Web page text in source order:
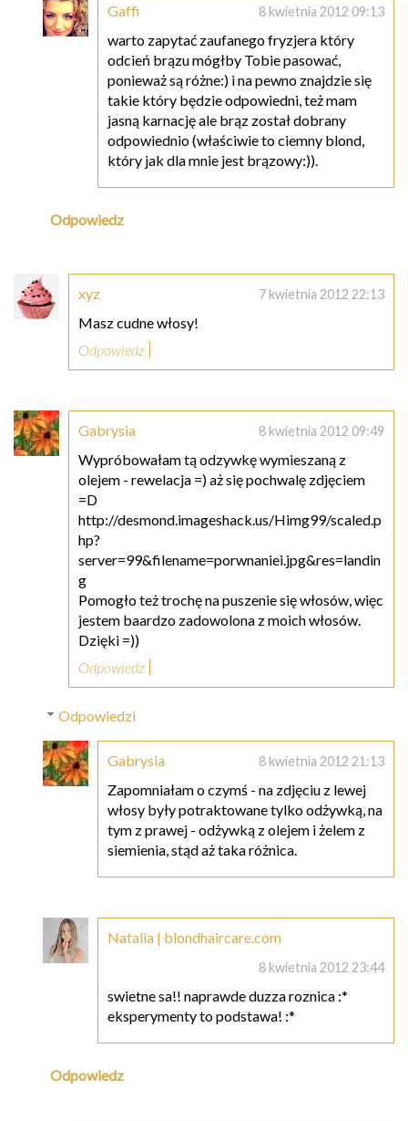
Gaffi 8 kwietnia 2012 09:13
warto zapytać zaufanego fryzjera który
odcień brązu mógłby Tobie pasować,
ponieważ są różne:) i na pewno znajdzie się
takie który będzie odpowiedni, też mam
jasną karnację ale brąz został dobrany
odpowiednio (właściwie to ciemny blond,
który jak dla mnie jest brązowy:)).
Odpowiedz
xyz 7 kwietnia 2012 22:13
Masz cudne włosy!
Odpowiedz
Gabrysia 8 kwietnia 2012 09:49
Wypróbowałam tą odzywkę wymieszaną z
olejem - rewelacja =) aż się pochwalę zdjęciem
=D
http://desmond.imageshack.us/Himg99/scaled.p
hp?
server=99&filename=porwnaniei.jpg&res=landin
g
Pomogło też trochę na puszenie się włosów, więc
jestem baardzo zadowolona z moich włosów.
Dzięki =))
Odpowiedz
Odpowiedzi
Gabrysia 8 kwietnia 2012 21:13
Zapomniałam o czymś - na zdjęciu z lewej
włosy były potraktowane tylko odżywką, na
tym z prawej - odżywką z olejem i żelem z
siemienia, stąd aż taka różnica.
Natalia | blondhaircare.com
8 kwietnia 2012 23:44
swietne sa!! naprawde duzza roznica :*
eksperymenty to podstawa! :*
Odpowiedz